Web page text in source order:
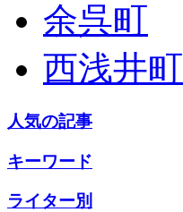
余呉町
西浅井町
人気の記事
キーワード
ライター別